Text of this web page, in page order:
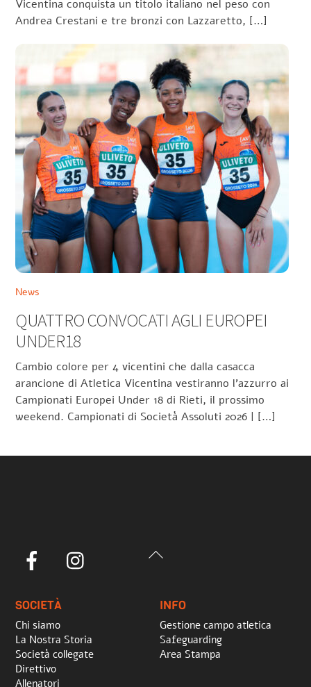
Vicentina conquista un titolo italiano nel peso con
Andrea Crestani e tre bronzi con Lazzaretto, […]
News
QUATTRO CONVOCATI AGLI EUROPEI
UNDER18
Cambio colore per 4 vicentini che dalla casacca
arancione di Atletica Vicentina vestiranno l’azzurro ai
Campionati Europei Under 18 di Rieti, il prossimo
weekend. Campionati di Società Assoluti 2026 | […]
Back
Facebook
SOCIETÀ
Chi siamo
La Nostra Storia
Società collegate
Direttivo
Allenatori
INFO
Gestione campo atletica
Safeguarding
Area Stampa